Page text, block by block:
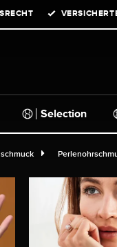
springen
Selection